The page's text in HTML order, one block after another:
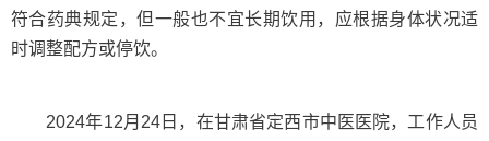
符合药典规定，但一般也不宜长期饮用，应根据身体状况适
时调整配方或停饮。
2024年12月24日，在甘肃省定西市中医医院，工作人员